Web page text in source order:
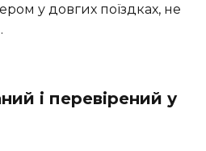
у довгих поїздках, не
і перевірений у